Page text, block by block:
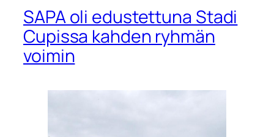
SAPA oli edustettuna Stadi
Cupissa kahden ryhmän
voimin